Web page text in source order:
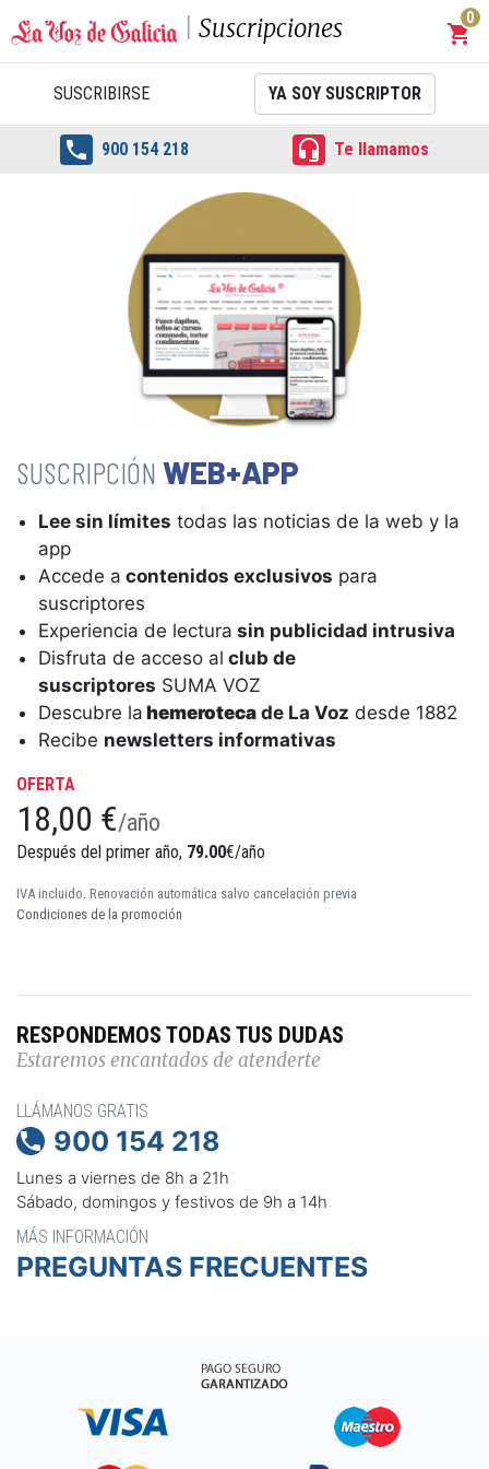
Suscripciones shopping_cart
0
SUSCRIBIRSE YA SOY SUSCRIPTOR
 900 154 218  Te llamamos
WEB+APP
Lee sin límites todas las noticias de la web y la
app
Accede a contenidos exclusivos para
suscriptores
Experiencia de lectura sin publicidad intrusiva
Disfruta de acceso al club de
suscriptores SUMA VOZ
Descubre la hemeroteca de La Voz desde 1882
Recibe newsletters informativas
OFERTA
18,00 €/año
Después del primer año, 79.00€/año
IVA incluido. Renovación automática salvo cancelación previa
Condiciones de la promoción
RESPONDEMOS TODAS TUS DUDAS
Estaremos encantados de atenderte
LLÁMANOS GRATIS
 900 154 218
Lunes a viernes de 8h a 21h
Sábado, domingos y festivos de 9h a 14h
MÁS INFORMACIÓN
PREGUNTAS FRECUENTES